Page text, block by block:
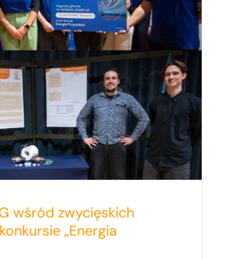
wśród zwycięskich
„Energia